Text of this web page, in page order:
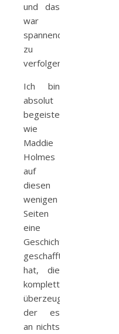
und das
war
spannend
zu
verfolgen.
Ich bin
absolut
begeistert,
wie
Maddie
Holmes
auf
diesen
wenigen
Seiten
eine
Geschichte
geschafft
hat, die
komplett
überzeugte,
der es
an nichts